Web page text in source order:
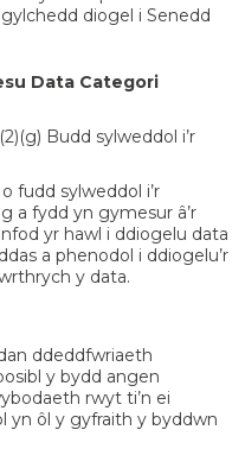
diogel i Senedd
Data Categori
Budd sylweddol i’r
fudd sylweddol i’r
a fydd yn gymesur â’r
yr hawl i ddiogelu data
a phenodol i ddiogelu’r
y data.
ddeddfwriaeth
y bydd angen
rwyt ti’n ei
yn ôl y gyfraith y byddwn